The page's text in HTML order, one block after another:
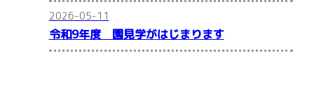
2026-05-11
令和9年度 園見学がはじまります